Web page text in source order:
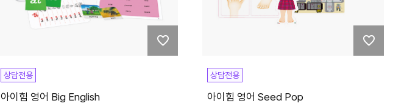
상담전용
아이힘 영어 Big English
상담전용
아이힘 영어 Seed Pop